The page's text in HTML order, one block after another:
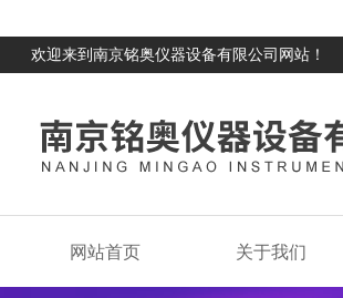
欢迎来到南京铭奥仪器设备有限公司网站！
网站首页 关于我们